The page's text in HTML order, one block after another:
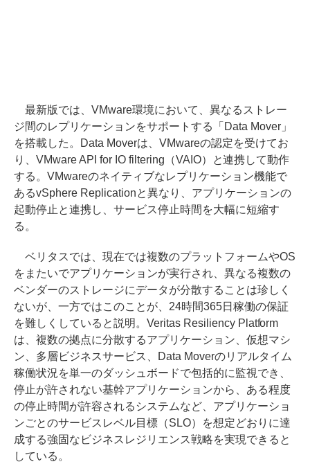
最新版では、VMware環境において、異なるストレー
ジ間のレプリケーションをサポートする「Data Mover」
を搭載した。Data Moverは、VMwareの認定を受けてお
り、VMware API for IO filtering（VAIO）と連携して動作
する。VMwareのネイティブなレプリケーション機能で
あるvSphere Replicationと異なり、アプリケーションの
起動停止と連携し、サービス停止時間を大幅に短縮す
る。
ベリタスでは、現在では複数のプラットフォームやOS
をまたいでアプリケーションが実行され、異なる複数の
ベンダーのストレージにデータが分散することは珍しく
ないが、一方ではこのことが、24時間365日稼働の保証
を難しくしていると説明。Veritas Resiliency Platform
は、複数の拠点に分散するアプリケーション、仮想マシ
ン、多層ビジネスサービス、Data Moverのリアルタイム
稼働状況を単一のダッシュボードで包括的に監視でき、
停止が許されない基幹アプリケーションから、ある程度
の停止時間が許容されるシステムなど、アプリケーショ
ンごとのサービスレベル目標（SLO）を想定どおりに達
成する強固なビジネスレジリエンス戦略を実現できると
している。